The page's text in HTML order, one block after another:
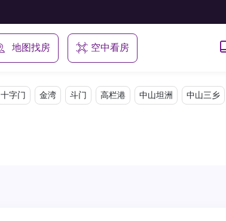
地图找房 空中看房
十字门 金湾 斗门 高栏港 中山坦洲 中山三乡